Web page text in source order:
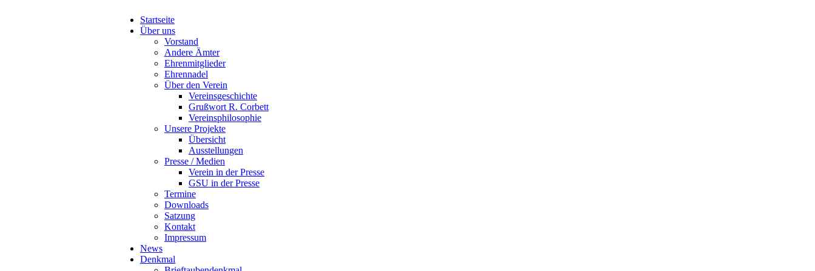
Startseite
Über uns
Vorstand
Andere Ämter
Ehrenmitglieder
Ehrennadel
Über den Verein
Vereinsgeschichte
Grußwort R. Corbett
Vereinsphilosophie
Unsere Projekte
Übersicht
Ausstellungen
Presse / Medien
Verein in der Presse
GSU in der Presse
Termine
Downloads
Satzung
Kontakt
Impressum
News
Denkmal